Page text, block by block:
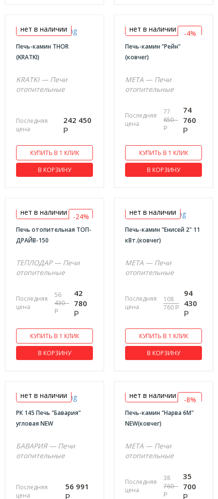
нет в наличии
Печь-камин THOR
(KRATKI)
KRATKI — Печи
отопительные
Последняя
цена
242 450
Р
КУПИТЬ В 1 КЛИК
В КОРЗИНУ
-4%
нет в наличии
Печь-камин "Рейн"
(ковчег)
МЕТА — Печи
отопительные
Последняя
цена
77
650
Р
74
760
Р
КУПИТЬ В 1 КЛИК
В КОРЗИНУ
-24%
нет в наличии
Печь отопительная ТОП-
ДРАЙВ-150
ТЕПЛОДАР — Печи
отопительные
Последняя
цена
56
430
Р
42
780
Р
КУПИТЬ В 1 КЛИК
В КОРЗИНУ
нет в наличии
Печь-камин "Енисей 2" 11
кВт.(ковчег)
МЕТА — Печи
отопительные
Последняя
цена
108
760 Р
94
430
Р
КУПИТЬ В 1 КЛИК
В КОРЗИНУ
нет в наличии
РК 145 Печь "Бавария"
угловая NEW
БАВАРИЯ — Печи
отопительные
Последняя
цена
56 991
Р
-8%
нет в наличии
Печь-камин "Нарва 6М"
NEW(ковчег)
МЕТА — Печи
отопительные
Последняя
цена
38
760
Р
35
700
Р